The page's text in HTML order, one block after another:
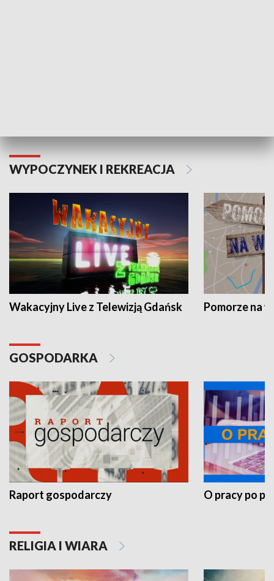
WYPOCZYNEK I REKREACJA
Wakacyjny Live z Telewizją Gdańsk Pomorze na
GOSPODARKA
Raport gospodarczy O pracy po
RELIGIA I WIARA